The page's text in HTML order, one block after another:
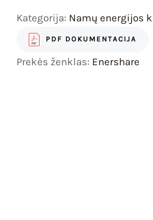
Kategorija: Namų energijos
PDF DOKUMENTACIJA
Prekės ženklas: Enershare